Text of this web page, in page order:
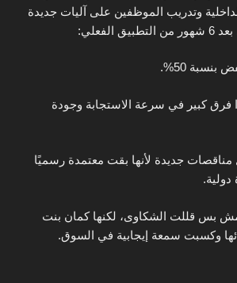
وتدريب الموظفين على آليات جديدة
50%.
فرق كبير في سرعة الاستجابة وجودة
جديدة لأنها بقت معتمدة رسميًا
مش بس قللت الشكاوى، لكنها كمان بنت
وكسبت سمعة إيجابية في السوق.